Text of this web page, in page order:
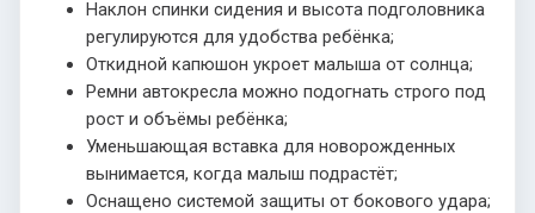
Наклон спинки сидения и высота подголовника
регулируются для удобства ребёнка;
Откидной капюшон укроет малыша от солнца;
Ремни автокресла можно подогнать строго под
рост и объёмы ребёнка;
Уменьшающая вставка для новорожденных
вынимается, когда малыш подрастёт;
Оснащено системой защиты от бокового удара;